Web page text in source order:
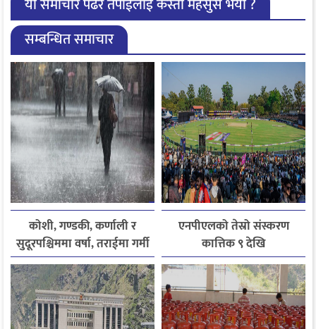
यो समाचार पढेर तपाईलाई कस्तो महसुस भयो ?
सम्बन्धित समाचार
कोशी, गण्डकी, कर्णाली र
सुदूरपश्चिममा वर्षा, तराईमा गर्मी
बढ्ने अनुमान
एनपीएलको तेस्रो संस्करण
कात्तिक ९ देखि